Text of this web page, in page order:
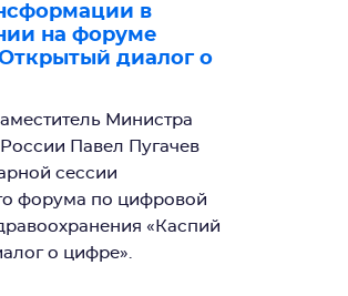
в
на форуме
диалог о
Министра
Павел Пугачев
сессии
форума по цифровой
«Каспий
о цифре».